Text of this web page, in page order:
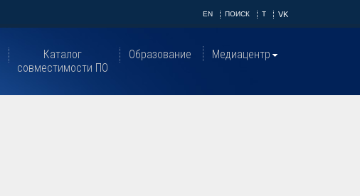
EN ПОИСК T VK
Каталог
совместимости ПО
Образование Медиацентр